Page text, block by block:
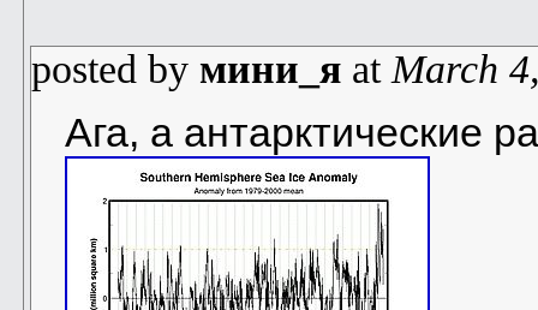
posted by мини_я at March
Ага, а антарктические